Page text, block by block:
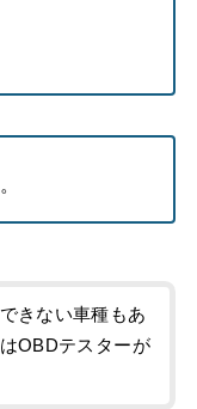
きない車種もあ
OBDテスターが